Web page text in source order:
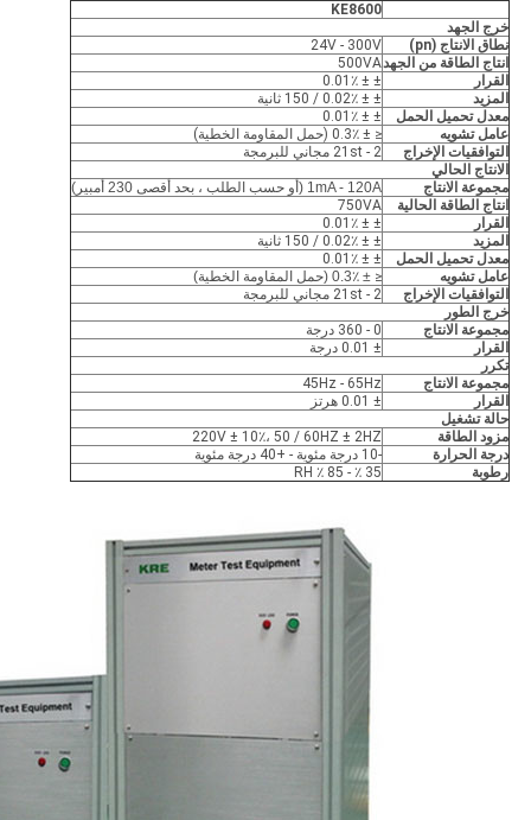
KE8600
خرج الجهد
نطاق الانتاج (pn)
24V - 300V
انتاج الطاقة من الجهد500VA
القرار
± ± 0.01٪
المزيد
± ± 0.02٪ / 150 ثانية
معدل تحميل الحمل
± ± 0.01٪
عامل تشويه
≤ ± 0.3٪ (حمل المقاومة الخطية)
التوافقيات الإخراج
2 - 21st مجاني للبرمجة
الانتاج الحالي
مجموعة الانتاج
1mA - 120A (أو حسب الطلب ، بحد أقصى 230 أمبير)
انتاج الطاقة الحالية
750VA
القرار
± ± 0.01٪
المزيد
± ± 0.02٪ / 150 ثانية
معدل تحميل الحمل
± ± 0.01٪
عامل تشويه
≤ ± 0.3٪ (حمل المقاومة الخطية)
التوافقيات الإخراج
2 - 21st مجاني للبرمجة
خرج الطور
مجموعة الانتاج
0 - 360 درجة
القرار
± 0.01 درجة
تكرر
مجموعة الانتاج
45Hz - 65Hz
القرار
± 0.01 هرتز
حالة تشغيل
مزود الطاقة
220V ± 10٪، 50 / 60HZ ± 2HZ
درجة الحرارة
-10 درجة مئوية - +40 درجة مئوية
رطوبة
35 ٪ - 85 ٪ RH